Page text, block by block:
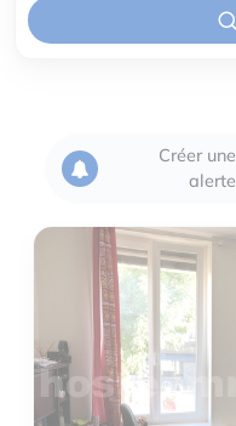
Créer une
alerte